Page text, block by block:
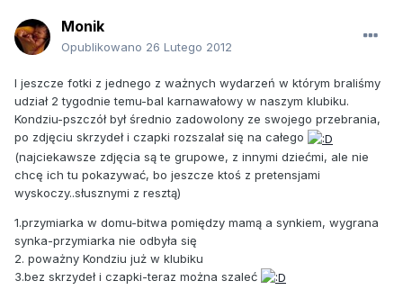
Monik
Opublikowano 26 Lutego 2012
I jeszcze fotki z jednego z ważnych wydarzeń w którym braliśmy
udział 2 tygodnie temu-bal karnawałowy w naszym klubiku.
Kondziu-pszczół był średnio zadowolony ze swojego przebrania,
po zdjęciu skrzydeł i czapki rozszalał się na całego
(najciekawsze zdjęcia są te grupowe, z innymi dziećmi, ale nie
chcę ich tu pokazywać, bo jeszcze ktoś z pretensjami
wyskoczy..słusznymi z resztą)
1.przymiarka w domu-bitwa pomiędzy mamą a synkiem, wygrana
synka-przymiarka nie odbyła się
2. poważny Kondziu już w klubiku
3.bez skrzydeł i czapki-teraz można szaleć